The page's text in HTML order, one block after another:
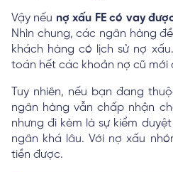
Vậy nếu nợ xấu FE có vay
Nhìn chung, các ngân hàng
khách hàng có lịch sử nợ
toán hết các khoản nợ cũ mới
Tuy nhiên, nếu bạn đang
ngân hàng vẫn chấp nhận
nhưng đi kèm là sự kiểm
ngân khá lâu. Với nợ xấu
tiền được.